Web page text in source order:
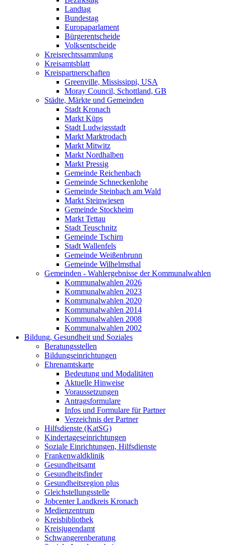
Landtag
Bundestag
Europaparlament
Bürgerentscheide
Volksentscheide
Kreisrechtssammlung
Kreisamtsblatt
Kreispartnerschaften
Greenville, Mississippi, USA
Moray Council, Schottland, GB
Städte, Märkte und Gemeinden
Stadt Kronach
Markt Küps
Stadt Ludwigsstadt
Markt Marktrodach
Markt Mitwitz
Markt Nordhalben
Markt Pressig
Gemeinde Reichenbach
Gemeinde Schneckenlohe
Gemeinde Steinbach am Wald
Markt Steinwiesen
Gemeinde Stockheim
Markt Tettau
Stadt Teuschnitz
Gemeinde Tschirn
Stadt Wallenfels
Gemeinde Weißenbrunn
Gemeinde Wilhelmsthal
Gemeinden - Wahlergebnisse der Kommunalwahlen
Kommunalwahlen 2026
Kommunalwahlen 2023
Kommunalwahlen 2020
Kommunalwahlen 2014
Kommunalwahlen 2008
Kommunalwahlen 2002
Bildung, Gesundheit und Soziales
Beratungsstellen
Bildungseinrichtungen
Ehrenamtskarte
Bedeutung und Modalitäten
Aktuelle Hinweise
Voraussetzungen
Antragsformulare
Infos und Formulare für Partner
Verzeichnis der Partner
Hilfsdienste (KatSG)
Kindertageseinrichtungen
Soziale Einrichtungen, Hilfsdienste
Frankenwaldklinik
Gesundheitsamt
Gesundheitsfinder
Gesundheitsregion plus
Gleichstellungsstelle
Jobcenter Landkreis Kronach
Medienzentrum
Kreisbibliothek
Kreisjugendamt
Schwangerenberatung